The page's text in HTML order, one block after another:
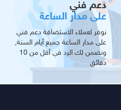
دعم فني
على مدار الساعة
نوفر لعملاء الاستضافة دعم فني
على مدار الساعة جميع أيام السنة,
ونضمن لك الرد في أقل من 10
دقائق